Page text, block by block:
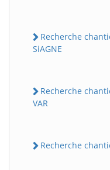
Recherche
SiAGNE
Recherche
VAR
Recherche